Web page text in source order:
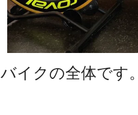
バイクの全体です